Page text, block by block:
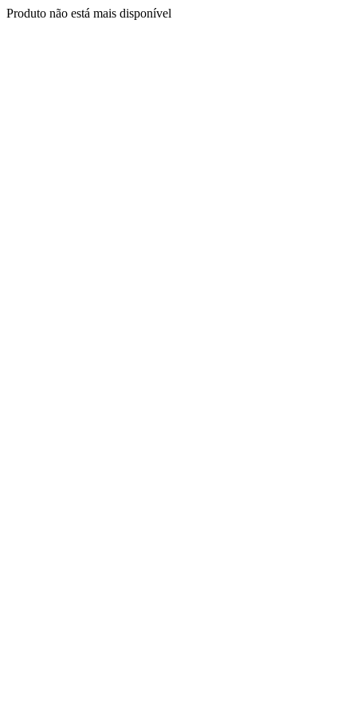
Produto não está mais disponível